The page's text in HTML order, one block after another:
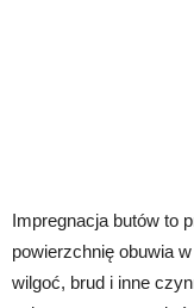
Impregnacja butów to
powierzchnię obuwia
wilgoć, brud i inne